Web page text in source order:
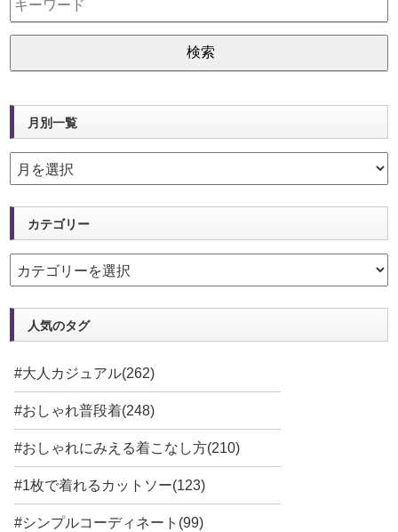
月別一覧
カテゴリー
人気のタグ
#大人カジュアル(262)
#おしゃれ普段着(248)
#おしゃれにみえる着こなし方(210)
#1枚で着れるカットソー(123)
#シンプルコーディネート(99)